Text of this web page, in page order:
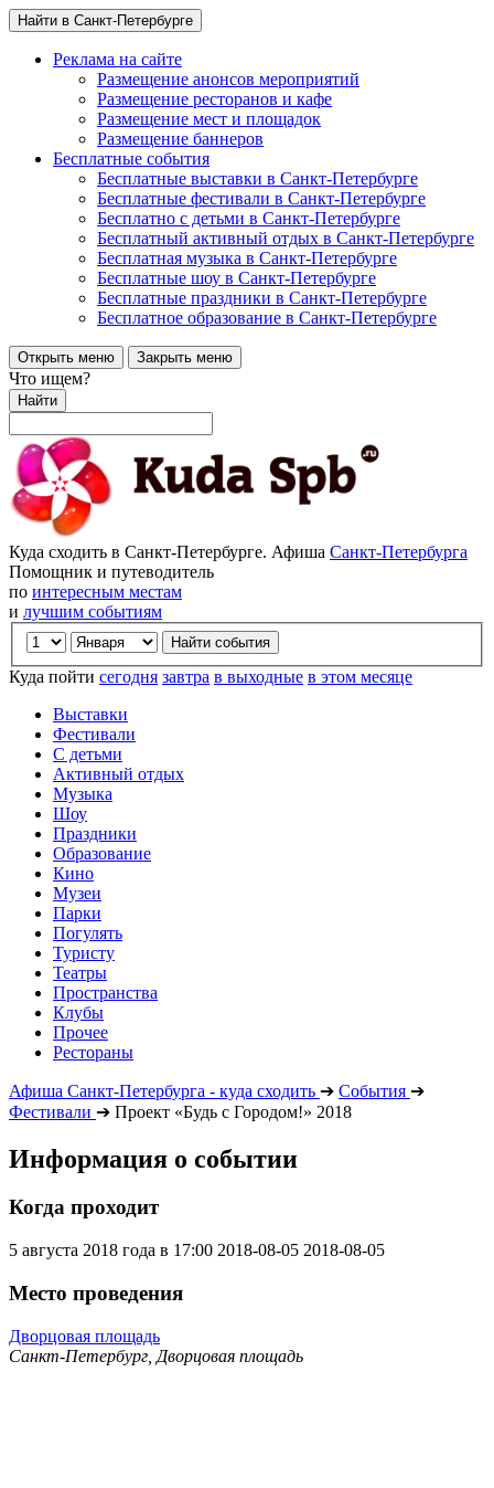
Найти в Санкт-Петербурге
Реклама на сайте
Размещение анонсов мероприятий
Размещение ресторанов и кафе
Размещение мест и площадок
Размещение баннеров
Бесплатные события
Бесплатные выставки в Санкт-Петербурге
Бесплатные фестивали в Санкт-Петербурге
Бесплатно с детьми в Санкт-Петербурге
Бесплатный активный отдых в Санкт-Петербурге
Бесплатная музыка в Санкт-Петербурге
Бесплатные шоу в Санкт-Петербурге
Бесплатные праздники в Санкт-Петербурге
Бесплатное образование в Санкт-Петербурге
Открыть меню Закрыть меню
Что ищем?
Найти
Куда сходить в Санкт-Петербурге. Афиша Санкт-Петербурга
Помощник и путеводитель
по интересным местам
и лучшим событиям
Куда пойти сегодня завтра в выходные в этом месяце
Выставки
Фестивали
С детьми
Активный отдых
Музыка
Шоу
Праздники
Образование
Кино
Музеи
Парки
Погулять
Туристу
Театры
Пространства
Клубы
Прочее
Рестораны
Афиша Санкт-Петербурга - куда сходить ➔ События ➔
Фестивали ➔ Проект «Будь с Городом!» 2018
Информация о событии
Когда проходит
5 августа 2018 года в 17:00 2018-08-05 2018-08-05
Место проведения
Дворцовая площадь
Санкт-Петербург, Дворцовая площадь